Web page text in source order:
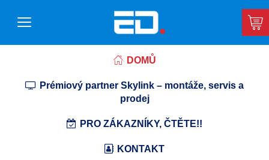
DOMŮ
Prémiový partner Skylink – montáže, servis a
prodej
PRO ZÁKAZNÍKY, ČTĚTE!!
KONTAKT